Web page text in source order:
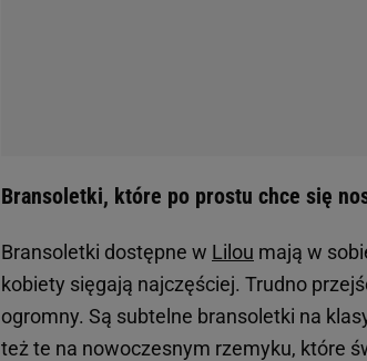
Bransoletki, które po prostu chce się
Bransoletki dostępne w Lilou mają w
kobiety sięgają najczęściej. Trudno
ogromny. Są subtelne bransoletki na
też te na nowoczesnym rzemyku, które